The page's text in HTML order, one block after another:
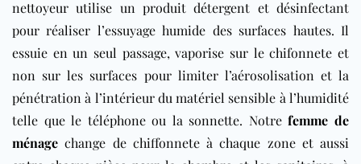
nettoyeur utilise un produit détergent et désinfectant
pour réaliser l’essuyage humide des surfaces hautes. Il
essuie en un seul passage, vaporise sur le chifonnete et
non sur les surfaces pour limiter l’aérosolisation et la
pénétration à l’intérieur du matériel sensible à l’humidité
telle que le téléphone ou la sonnette. Notrefemme de
ménage change de chiffonnete à chaque zone et aussi